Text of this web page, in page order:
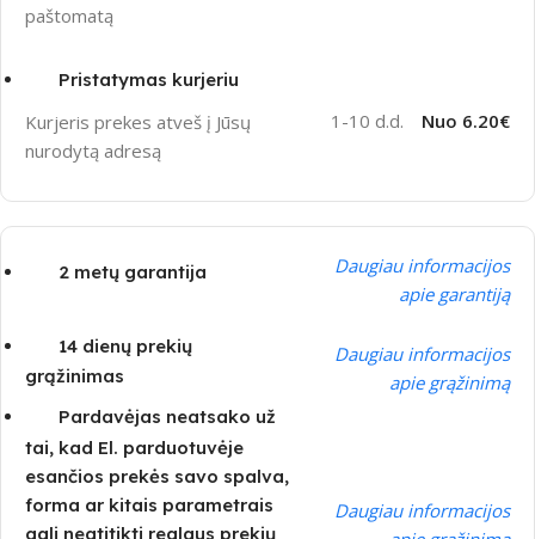
paštomatą
Pristatymas kurjeriu
Kurjeris prekes atveš į Jūsų
nurodytą adresą
1-10 d.d. Nuo 6.20€
2 metų garantija
Daugiau informacijos
apie garantiją
14 dienų prekių
grąžinimas
Daugiau informacijos
apie grąžinimą
Pardavėjas neatsako už
tai, kad El. parduotuvėje
esančios prekės savo spalva,
forma ar kitais parametrais
gali neatitikti realaus prekių
Daugiau informacijos